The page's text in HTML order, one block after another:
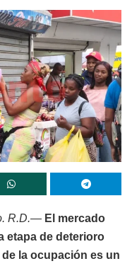
R.D.— El mercado
etapa de deterioro
la ocupación es un